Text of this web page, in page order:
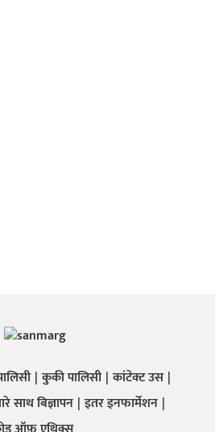
कुकी पालिसी कांटेक्ट उस
साथ बिज्ञापन इतर इनफार्मेशन